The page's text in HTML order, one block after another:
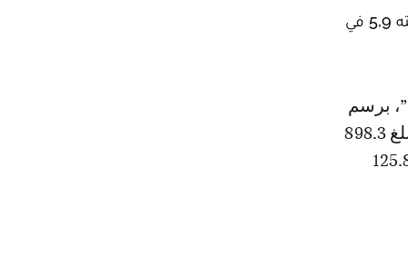
كشف بنك المغرب، أن جاري القروض البنكية بلغ 1.024,1 مليار درهم خلال متم شهر نونبر الماضي، بارتفاع سنوي نسبته 5,9 في
شهر نونبر 2022، أن جاري القروض البنكية الممنوحة للوكلاء غير الماليين بلغ 898.3
6.1 في المئة)، فيما بلغت تلك الممنوحة للوكلاء الماليين 125.8